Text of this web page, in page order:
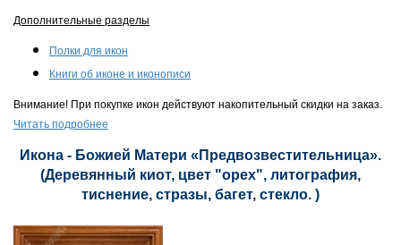
Дополнительные разделы
Полки для икон
Книги об иконе и иконописи
Внимание! При покупке икон действуют накопительный скидки на заказ.
Читать подробнее
Икона - Божией Матери «Предвозвестительница».
(Деревянный киот, цвет "орех", литография,
тиснение, стразы, багет, стекло. )